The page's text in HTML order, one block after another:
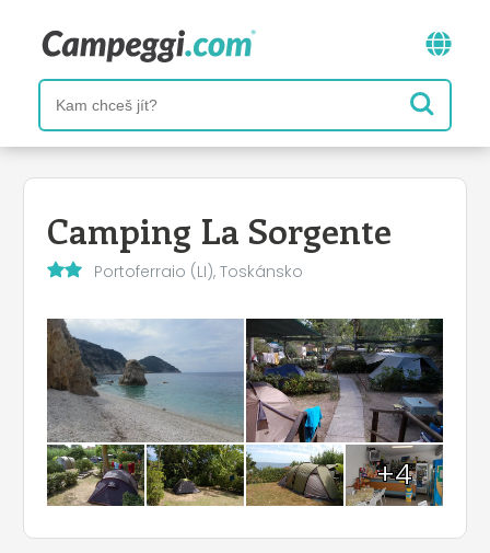
Camping La Sorgente
Portoferraio (LI), Toskánsko
+4